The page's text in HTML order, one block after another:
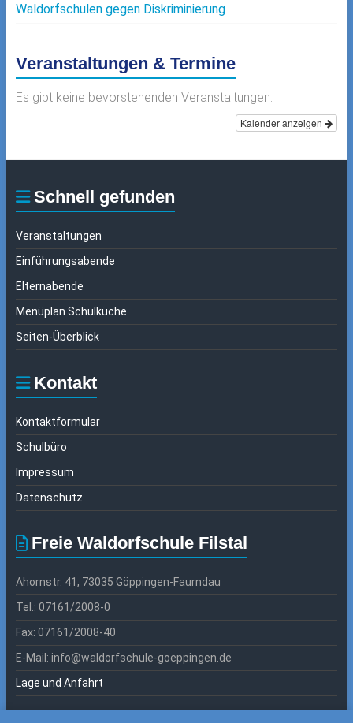
Waldorfschulen gegen Diskriminierung
Veranstaltungen & Termine
Es gibt keine bevorstehenden Veranstaltungen.
Kalender anzeigen
Schnell gefunden
Veranstaltungen
Einführungsabende
Elternabende
Menüplan Schulküche
Seiten-Überblick
Kontakt
Kontaktformular
Schulbüro
Impressum
Datenschutz
Freie Waldorfschule Filstal
Ahornstr. 41, 73035 Göppingen-Faurndau
Tel.: 07161/2008-0
Fax: 07161/2008-40
E-Mail: info@waldorfschule-goeppingen.de
Lage und Anfahrt